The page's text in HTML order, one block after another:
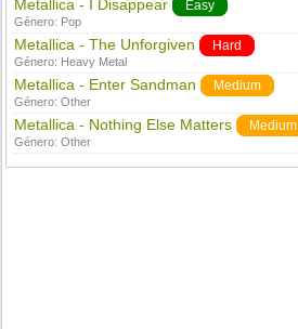
Metallica - I Disappear Easy
Género: Pop
Metallica - The Unforgiven Hard
Género: Heavy Metal
Metallica - Enter Sandman Medium
Género:Other
Metallica - Nothing Else Matters Medium
Género:Other